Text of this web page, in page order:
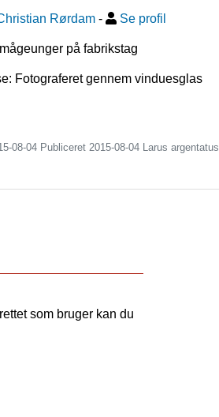
Rørdam - Se profil
på fabrikstag
Fotograferet gennem vinduesglas
08-04 Publiceret 2015-08-04 Larus argentatus
som bruger kan du